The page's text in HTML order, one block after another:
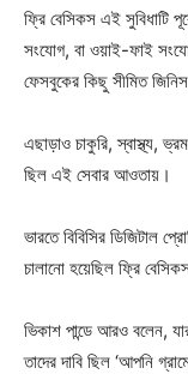
ফ্রি বেসিকস এই সুবিধাটি
সংযোগ, বা ওয়াই-ফাই
ফেসবুকের কিছু সীমিত
এছাড়াও চাকুরি, স্বাস্থ্য,
ছিল এই সেবার আওতায়।
ভারতে বিবিসির ডিজিটাল
চালানো হয়েছিল ফ্রি
ভিকাশ পান্ডে আরও বলেন,
তাদের দাবি ছিল ‘আপনি